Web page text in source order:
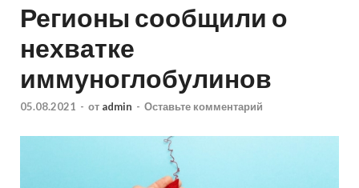
Регионы сообщили о
нехватке
иммуноглобулинов
05.08.2021 - от admin - Оставьте комментарий